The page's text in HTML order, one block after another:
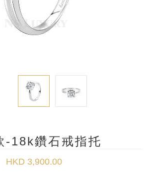
-18k鑽石戒指托
HKD 3,900.00